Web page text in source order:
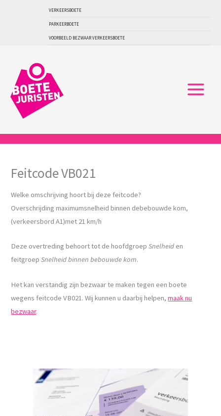
VERKEERSBOETE
PARKEERBOETE
VOORBEELD BEZWAAR VERKEERSBOETE
Feitcode VB021
Welke omschrijving hoort bij deze feitcode?
Overschrijding maximumsnelheid binnen debebouwde kom,
(verkeersbord A1)met 21 km/h
Deze overtreding behoort tot de hoofdgroepSnelheid en
feitgroepSnelheid binnen bebouwde kom.
Het kan verstandig zijn bezwaar te maken tegen een boete
wegens feitcode VB021. Wij kunnen u daarbij helpen,maak nu
bezwaar.